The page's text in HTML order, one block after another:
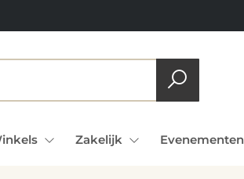
Zakelijk Evenementen